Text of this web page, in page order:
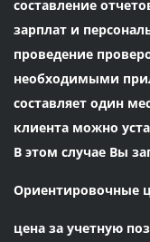
составление
зарплат и
проведение
необходимыми
составляет один
клиента можно
В этом случае Вы
Ориентировочные
цена за учетную